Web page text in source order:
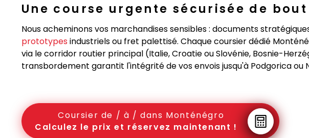
Une course urgente sécurisée de
Nous acheminons vos marchandises sensibles : documents
prototypes industriels ou fret palettisé. Chaque coursier dédié
via le corridor routier principal (Italie, Croatie ou Slovénie, Bosnie-
transbordement garantit l'intégrité de vos envois jusqu'à Podgorica ou
Coursier de / à / dans Monténégro
Calculez le prix et réservez maintenant !